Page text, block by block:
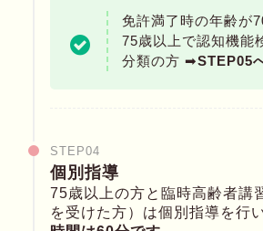
免許満了時の年齢が
75歳以上で認知機能
分類の方 ➡︎STEP05
STEP04
個別指導
75歳以上の方と臨時高齢者講
を受けた方）は個別指導を行